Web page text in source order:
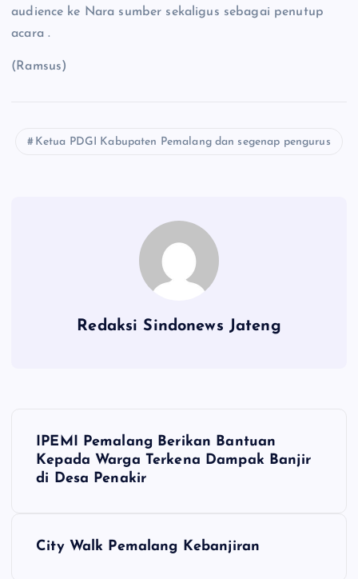
audience ke Nara sumber sekaligus sebagai penutup
acara .
(Ramsus)
Ketua PDGI Kabupaten Pemalang dan segenap pengurus
Redaksi Sindonews Jateng
NIPEMI Pemalang Berikan Bantuan
Kepada Warga Terkena Dampak Banjir
di Desa Penakir
City Walk Pemalang Kebanjiran